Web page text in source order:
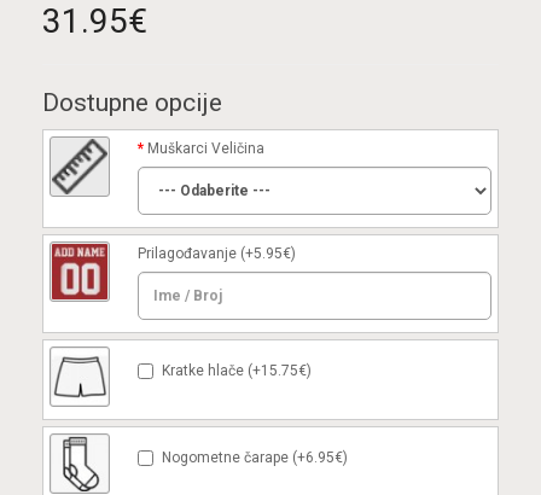
31.95€
Dostupne opcije
Muškarci Veličina
Prilagođavanje (+5.95€)
Kratke hlače (+15.75€)
Nogometne čarape (+6.95€)